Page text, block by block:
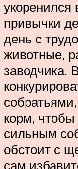
укоренился
привычки
день с
животные,
заводчика.
корм, чтобы
сильным
обстоит с
сам